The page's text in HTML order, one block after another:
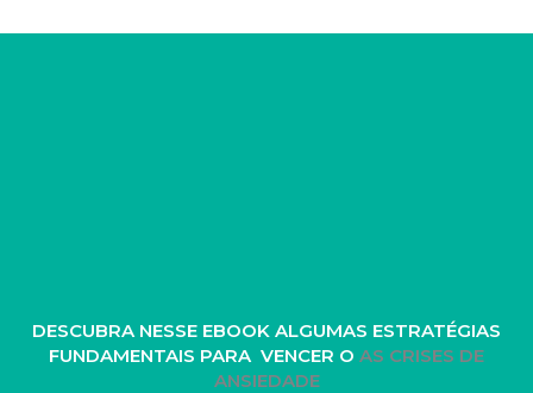
DESCUBRA NESSE EBOOK ALGUMAS ESTRATÉGIAS
FUNDAMENTAIS PARA VENCER O AS CRISES DE
ANSIEDADE